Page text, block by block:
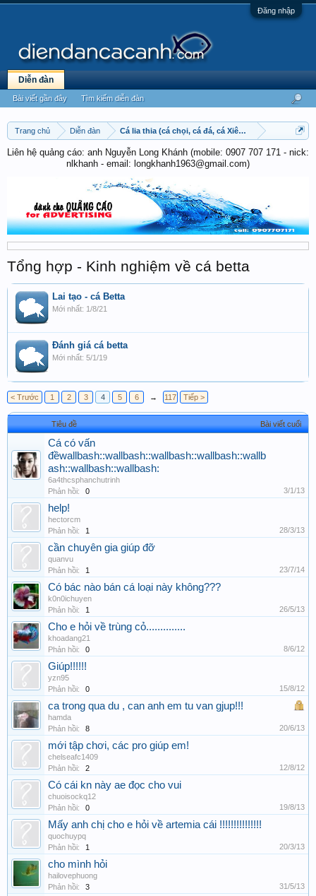
Đăng nhập
Trang chủ Diễn đàn Cá lia thia (cá chọi, cá đá, cá Xiêm) - Betta
Liên hệ quảng cáo: anh Nguyễn Long Khánh (mobile: 0907 707 171 - nick:
nlkhanh - email: longkhanh1963@gmail.com)
Tổng hợp - Kinh nghiệm về cá betta
Lai tạo - cá Betta
1/8/21
Đánh giá cá betta
5/1/19
< Trước 1 2 3 4 5 6 → 117 Tiếp >
Tiêu đề Bài viết cuối
Cá có vấn
đềwallbash::wallbash::wallbash::wallbash::wallb
ash::wallbash::wallbash:
6a4thcsphanchutrinh
Phản hồi:
0 3/1/13
help!
hectorcm
Phản hồi:
1 28/3/13
cần chuyên gia giúp đỡ
quanvu
Phản hồi:
1 23/7/14
Có bác nào bán cá loại này không???
k0n0ichuyen
Phản hồi:
1 26/5/13
Cho e hỏi về trùng cỏ..............
khoadang21
Phản hồi:
0 8/6/12
Giúp!!!!!!
yzn95
Phản hồi:
0 15/8/12
ca trong qua du , can anh em tu van gjup!!!
hamda
Phản hồi:
8 20/6/13
mới tập chơi, các pro giúp em!
chelseafc1409
Phản hồi:
2 12/8/12
Có cái kn này ae đọc cho vui
chuoisockq12
Phản hồi:
0 19/8/13
Mấy anh chị cho e hỏi về artemia cái !!!!!!!!!!!!!!!
quochuypq
Phản hồi:
1 20/3/13
cho mình hỏi
hailovephuong
Phản hồi:
3 31/5/13
Diễn đàn
Bài viết gần đây Tìm kiếm diễn đàn